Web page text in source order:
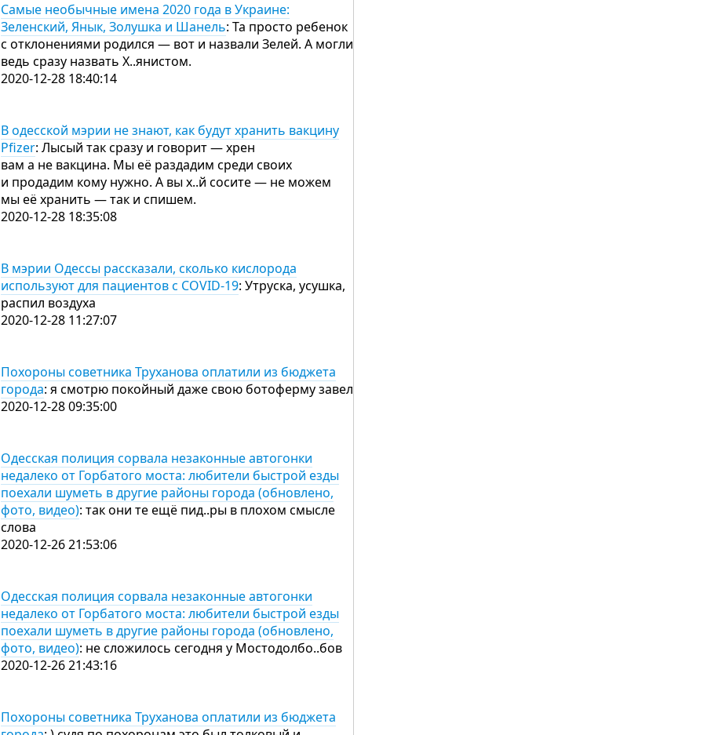
Самые необычные имена 2020 года в Украине:
Зеленский, Янык, Золушка и Шанель: Та просто ребенок
с отклонениями родился — вот и назвали Зелей. А могли
ведь сразу назвать Х..янистом.
2020-12-28 18:40:14
В одесской мэрии не знают, как будут хранить вакцину
Pfizer: Лысый так сразу и говорит — хрен
вам а не вакцина. Мы её раздадим среди своих
и продадим кому нужно. А вы х..й сосите — не можем
мы её хранить — так и спишем.
2020-12-28 18:35:08
В мэрии Одессы рассказали, сколько кислорода
используют для пациентов с COVID-19: Утруска, усушка,
распил воздуха
2020-12-28 11:27:07
Похороны советника Труханова оплатили из бюджета
города: я смотрю покойный даже свою ботоферму завел
2020-12-28 09:35:00
Одесская полиция сорвала незаконные автогонки
недалеко от Горбатого моста: любители быстрой езды
поехали шуметь в другие районы города (обновлено,
фото, видео): так они те ещё пид..ры в плохом смысле
слова
2020-12-26 21:53:06
Одесская полиция сорвала незаконные автогонки
недалеко от Горбатого моста: любители быстрой езды
поехали шуметь в другие районы города (обновлено,
фото, видео): не сложилось сегодня у Мостодолбо..бов
2020-12-26 21:43:16
Похороны советника Труханова оплатили из бюджета